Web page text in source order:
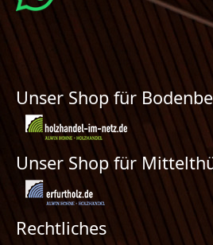
Unser Shop für
Unser Shop für
Rechtliches